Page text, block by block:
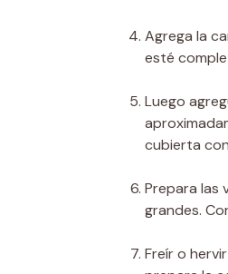
Agrega la
esté
Luego
cubierta
Prepara las
grandes.
Freír o